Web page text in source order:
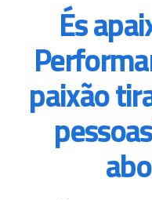
És
paixão